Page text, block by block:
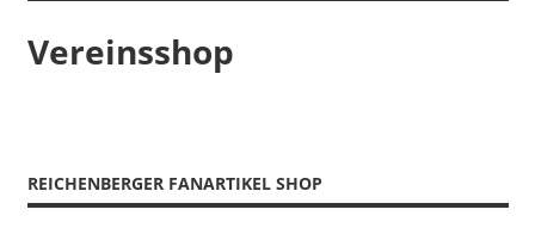
Vereinsshop
REICHENBERGER FANARTIKEL SHOP